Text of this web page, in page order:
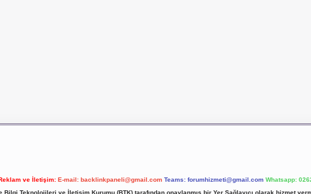
ve İletişim: E-mail: backlinkpaneli@gmail.com Teams: forumhizmeti@gmail.com Whatsapp:
Bilgi Teknolojileri ve İletişim Kurumu (BTK) tarafından onaylanmış bir Yer Sağlayıcı olarak hizmet